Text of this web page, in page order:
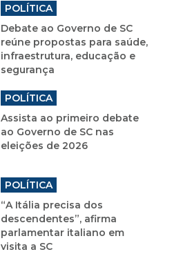
POLÍTICA
Debate ao Governo de SC
reúne propostas para saúde,
infraestrutura, educação e
segurança
POLÍTICA
Assista ao primeiro debate
ao Governo de SC nas
eleições de 2026
POLÍTICA
“A Itália precisa dos
descendentes”, afirma
parlamentar italiano em
visita a SC